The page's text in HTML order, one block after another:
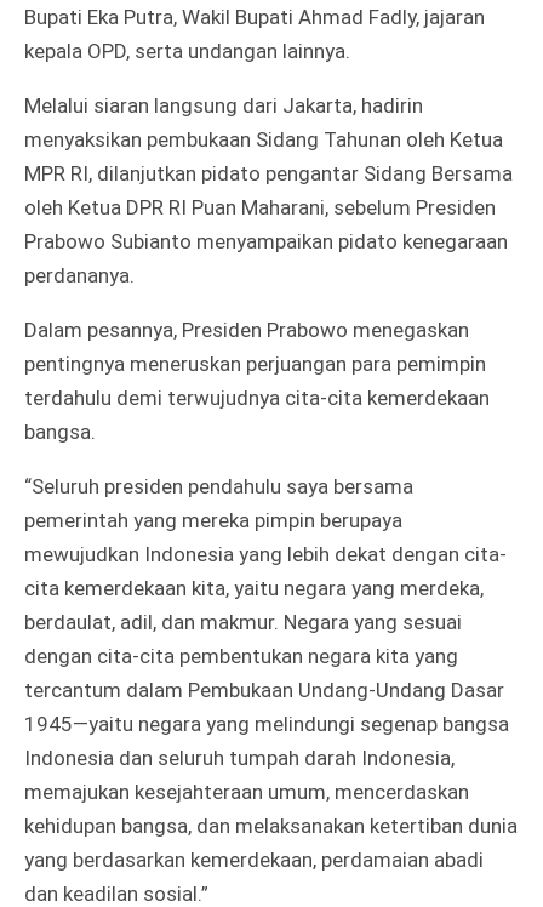
Bupati Eka Putra, Wakil Bupati Ahmad Fadly, jajaran
kepala OPD, serta undangan lainnya.
Melalui siaran langsung dari Jakarta, hadirin
menyaksikan pembukaan Sidang Tahunan oleh Ketua
MPR RI, dilanjutkan pidato pengantar Sidang Bersama
oleh Ketua DPR RI Puan Maharani, sebelum Presiden
Prabowo Subianto menyampaikan pidato kenegaraan
perdananya.
Dalam pesannya, Presiden Prabowo menegaskan
pentingnya meneruskan perjuangan para pemimpin
terdahulu demi terwujudnya cita-cita kemerdekaan
bangsa.
“Seluruh presiden pendahulu saya bersama
pemerintah yang mereka pimpin berupaya
mewujudkan Indonesia yang lebih dekat dengan cita-
cita kemerdekaan kita, yaitu negara yang merdeka,
berdaulat, adil, dan makmur. Negara yang sesuai
dengan cita-cita pembentukan negara kita yang
tercantum dalam Pembukaan Undang-Undang Dasar
1945—yaitu negara yang melindungi segenap bangsa
Indonesia dan seluruh tumpah darah Indonesia,
memajukan kesejahteraan umum, mencerdaskan
kehidupan bangsa, dan melaksanakan ketertiban dunia
yang berdasarkan kemerdekaan, perdamaian abadi
dan keadilan sosial.”